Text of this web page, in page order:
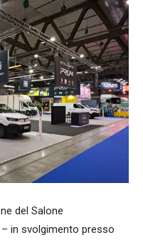
del Salone
in svolgimento presso